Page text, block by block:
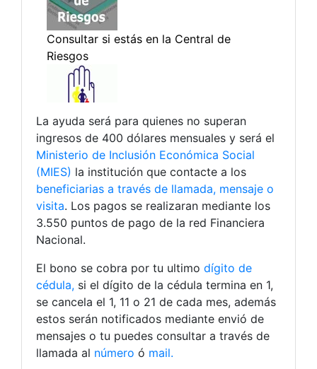
La ayuda será para quienes no superan
ingresos de 400 dólares mensuales y será el
Ministerio de Inclusión Económica Social
(MIES) la institución que contacte a los
beneficiarias a través de llamada, mensaje o
visita. Los pagos se realizaran mediante los
3.550 puntos de pago de la red Financiera
Nacional.
El bono se cobra por tu ultimo dígito de
cédula, si el dígito de la cédula termina en 1,
se cancela el 1, 11 o 21 de cada mes, además
estos serán notificados mediante envió de
mensajes o tu puedes consultar a través de
llamada al número ó mail.